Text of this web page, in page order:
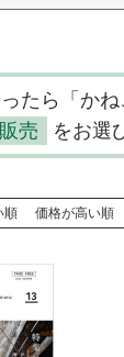
たら「かね
売
をお選
順 価格が高い順